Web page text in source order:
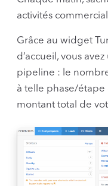
activités
Grâce au widget
d’accueil, vous
pipeline : le
à telle phase/étape
montant total de